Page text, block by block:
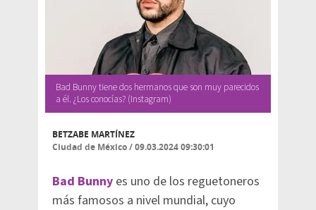
Bad Bunny tiene dos hermanos que son muy parecidos
a él. ¿Los conocías? (Instagram)
BETZABE MARTÍNEZ
Ciudad de México/09.03.2024 09:30:01
Bad Bunny es uno de los reguetoneros
más famosos a nivel mundial, cuyo